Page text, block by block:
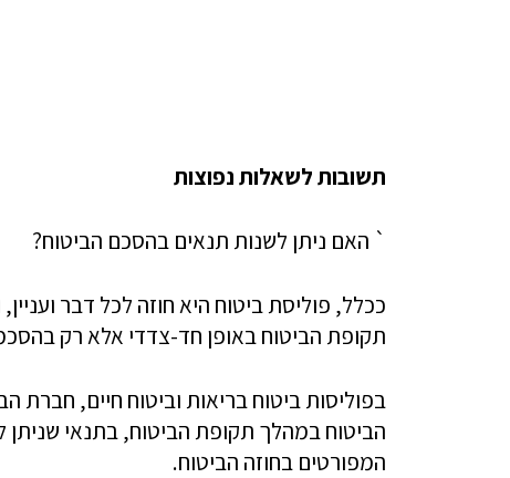
תשובות לשאלות נפוצות
` האם ניתן לשנות תנאים בהסכם הביטוח?
ככלל, פוליסת ביטוח היא חוזה לכל דבר
תקופת הביטוח באופן חד-צדדי אלא רק
בפוליסות ביטוח בריאות וביטוח חיים, חברת
הביטוח במהלך תקופת הביטוח, בתנאי
המפורטים בחוזה הביטוח.